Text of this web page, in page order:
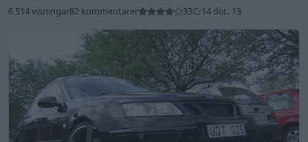
6 514 visningar82 kommentarer 33 14 dec. 13